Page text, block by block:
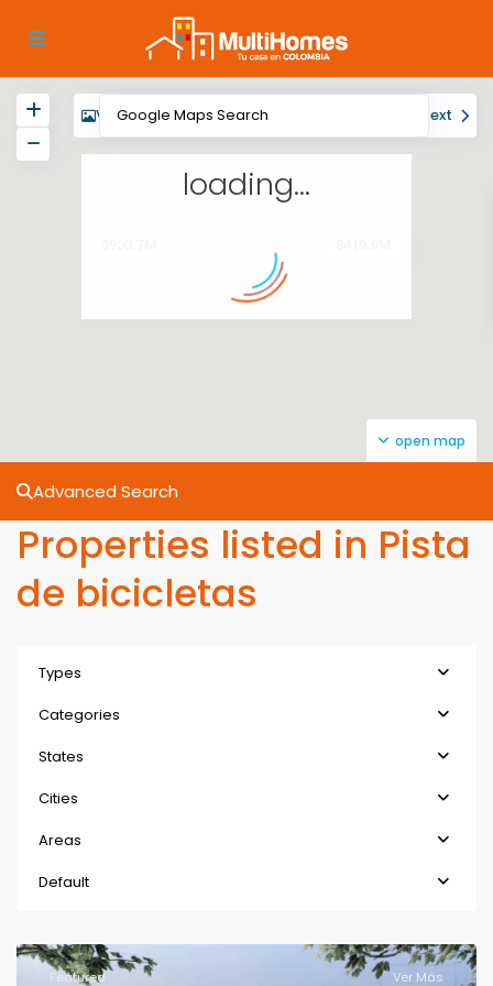
loading...
open map
View My Location Next
Advanced Search
Properties listed in Pista
de bicicletas
Types
Categories
States
Cities
Areas
Default
Featured Ver Más